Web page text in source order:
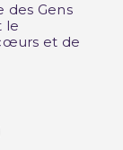
des Gens
le
et de